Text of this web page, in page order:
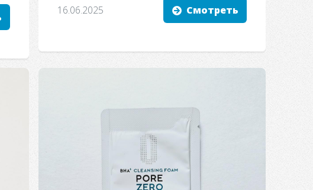
16.06.2025 Смотреть